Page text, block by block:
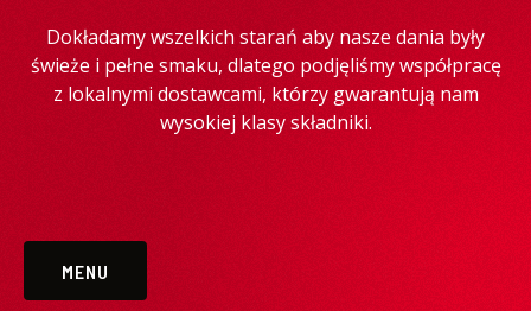
Dokładamy wszelkich starań aby nasze dania były
świeże i pełne smaku, dlatego podjęliśmy współpracę
z lokalnymi dostawcami, którzy gwarantują nam
wysokiej klasy składniki.
MENU